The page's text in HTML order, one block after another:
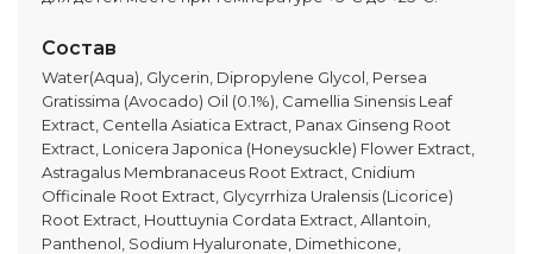
Состав
Water(Aqua), Glycerin, Dipropylene Glycol, Persea
Gratissima (Avocado) Oil (0.1%), Camellia Sinensis Leaf
Extract, Centella Asiatica Extract, Panax Ginseng Root
Extract, Lonicera Japonica (Honeysuckle) Flower Extract,
Astragalus Membranaceus Root Extract, Cnidium
Officinale Root Extract, Glycyrrhiza Uralensis (Licorice)
Root Extract, Houttuynia Cordata Extract, Allantoin,
Panthenol, Sodium Hyaluronate, Dimethicone,